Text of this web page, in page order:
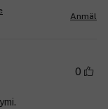
Anmäl
0